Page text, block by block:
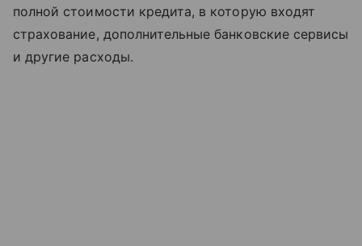
полной стоимости кредита, в которую входят
страхование, дополнительные банковские сервисы
и другие расходы.